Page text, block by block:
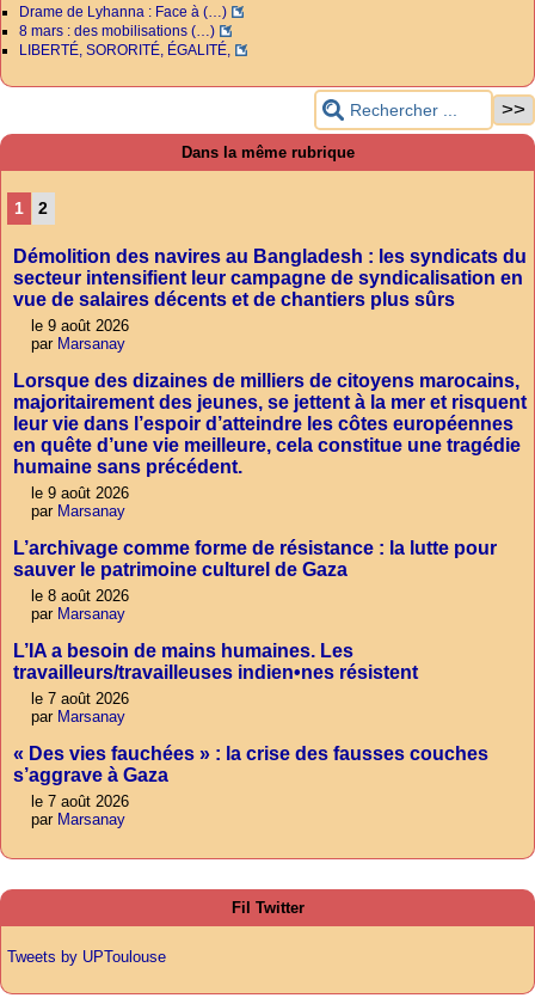
Drame de Lyhanna : Face à (…)
8 mars : des mobilisations (…)
LIBERTÉ, SORORITÉ, ÉGALITÉ,
Dans la même rubrique
1 2
Démolition des navires au Bangladesh : les syndicats du
secteur intensifient leur campagne de syndicalisation en
vue de salaires décents et de chantiers plus sûrs
le 9 août 2026
par Marsanay
Lorsque des dizaines de milliers de citoyens marocains,
majoritairement des jeunes, se jettent à la mer et risquent
leur vie dans l’espoir d’atteindre les côtes européennes
en quête d’une vie meilleure, cela constitue une tragédie
humaine sans précédent.
le 9 août 2026
par Marsanay
L’archivage comme forme de résistance : la lutte pour
sauver le patrimoine culturel de Gaza
le 8 août 2026
par Marsanay
L’IA a besoin de mains humaines. Les
travailleurs/travailleuses indien•nes résistent
le 7 août 2026
par Marsanay
« Des vies fauchées » : la crise des fausses couches
s’aggrave à Gaza
le 7 août 2026
par Marsanay
Fil Twitter
Tweets by UPToulouse